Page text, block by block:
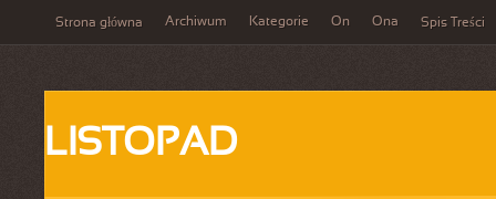
Strona główna Archiwum Kategorie On Ona Spis Treści
LISTOPAD